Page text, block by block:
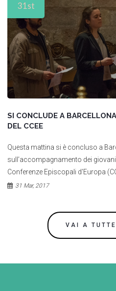
31st
SI CONCLUDE A
DEL CCEE
Questa mattina si è concluso a
sull’accompagnamento dei
Conferenze Episcopali d'Europa
31 Mar, 2017
VAI A TUTTE